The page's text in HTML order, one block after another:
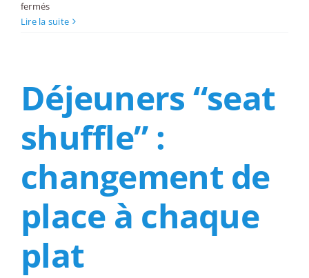
ferméssur
Speed-
min
par
binôme,
rotation)
Lire la suite
Déjeuners “seat
shuffle” :
changement de
place à chaque
plat